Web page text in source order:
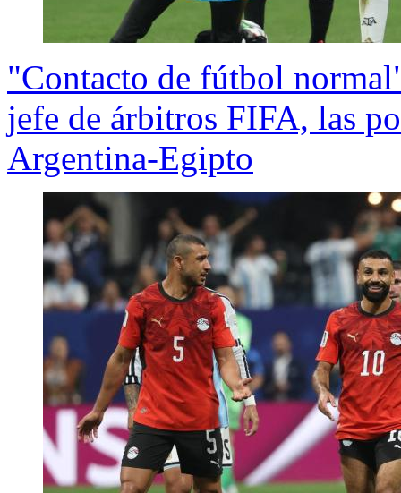
"Contacto de fútbol
jefe de árbitros FIFA, las
Argentina-Egipto